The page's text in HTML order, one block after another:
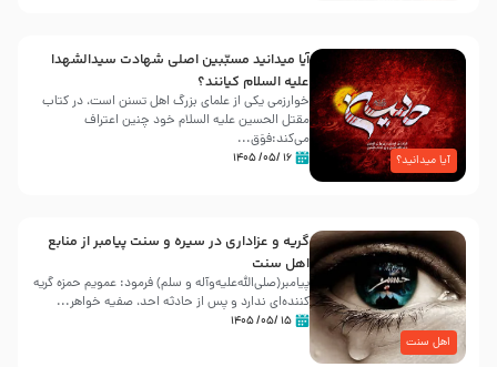
آیا میدانید؟
آیا میدانید مسبّبین اصلی شهادت سیدالشهدا
علیه ‌السلام کیانند؟
خوارزمی یکی از علمای بزرگ اهل تسنن است، در کتاب
مقتل الحسین علیه ‌السلام خود چنین اعتراف
می‌کند:فوَق...
۱۶ /۰۵/ ۱۴۰۵
اهل سنت
گریه و عزاداری در سیره و سنت پیامبر از منابع
اهل سنت
پیامبر(صلی‌الله‌علیه‌وآله و سلم) فرمود: عمویم حمزه گریه
کننده‌ای ندارد و پس از حادثه احد، صفیه خواهر...
۱۵ /۰۵/ ۱۴۰۵